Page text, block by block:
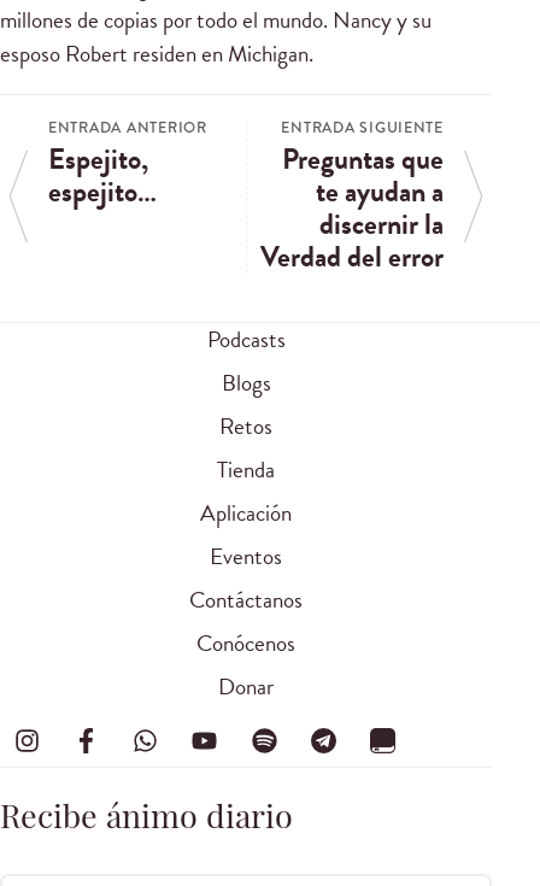
millones de copias por todo el mundo. Nancy y su
esposo Robert residen en Michigan.
ENTRADA ANTERIOR
Espejito,
espejito…
ENTRADA SIGUIENTE
Preguntas que
te ayudan a
discernir la
Verdad del error
Podcasts
Blogs
Retos
Tienda
Aplicación
Eventos
Contáctanos
Conócenos
Donar
Recibe ánimo diario